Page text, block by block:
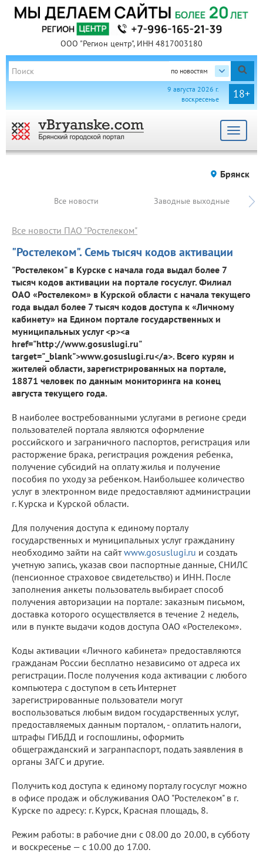
ООО "Регион центр", ИНН 4817003180
по новостям
18+
9 августа 2026 г.
воскресенье
Toggle
Брянск
Все новости Заводные выходные
"Ростелеком". Семь тысяч кодов активации
Все новости ПАО "Ростелеком"
"Ростелеком" в Курске с начала года выдал более 7
тысяч кодов активации на портале госуслуг. Филиал
ОАО «Ростелеком» в Курской области с начала текущего
года выдал более 7 тысяч кодов доступа к «Личному
кабинету» на Едином портале государственных и
муниципальных услуг <p><a
href="http://www.gosuslugi.ru"
target="_blank">www.gosuslugi.ru</a>. Всего курян и
жителей области, зарегистрированных на портале,
18871 человек по данным мониторинга на конец
августа текущего года.
В наиболее востребованными услугами в регионе среди
пользователей портала являются оформление
российского и заграничного паспортов, регистрация или
расторжение брака, регистрация рождения ребенка,
получение субсидий на оплату жилья и получение
пособия по уходу за ребенком. Наибольшее количество
услуг в электронном виде предоставляют администрации
г. Курска и Курской области.
Для получения доступа к единому порталу
государственных и муниципальных услуг гражданину
необходимо зайти на сайтwww.gosuslugi.ru и создать
учетную запись, указав свои паспортные данные, СНИЛС
(пенсионное страховое свидетельство) и ИНН. После
заполнения анкеты пользователь выбирает способ
получения авторизации на портале: заказным письмом,
доставка которого осуществляется в течение 2 недель,
или в пункте выдачи кодов доступа ОАО «Ростелеком».
Коды активации «Личного кабинета» предоставляются
гражданам России бесплатно независимо от адреса их
регистрации. После получения кода активации с любого
компьютера с доступом в сеть Интернет
зарегистрированные пользователи могут
воспользоваться любым видом государственных услуг,
предоставляемых данным порталом, - оплатить налоги,
штрафы ГИБДД и госпошлины, оформить
общегражданский и загранпаспорт, подать заявления в
органы ЗАГС и другие.
Получить код доступа к единому порталу госуслуг можно
в офисе продаж и обслуживания ОАО "Ростелеком" в г.
Курске по адресу: г. Курск, Красная площадь, 8.
Режим работы: в рабочие дни с 08.00 до 20.00, в субботу
и воскресенье — с 10.00 до 17.00.